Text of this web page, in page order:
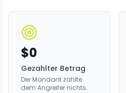
$0
Gezahlter Betrag
Der Mandant zahlte
dem Angreifer nichts.